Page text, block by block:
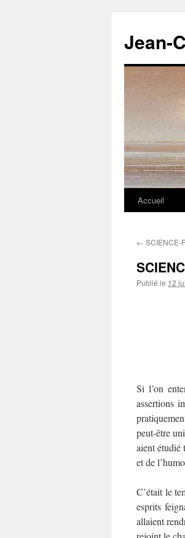
Jean-
Aller
contenu
Accueil
← SCIENCE-
Publié le 12
Si l’on
assertions
peut-être
aient étudié
et de
C’était le
esprits
allaient